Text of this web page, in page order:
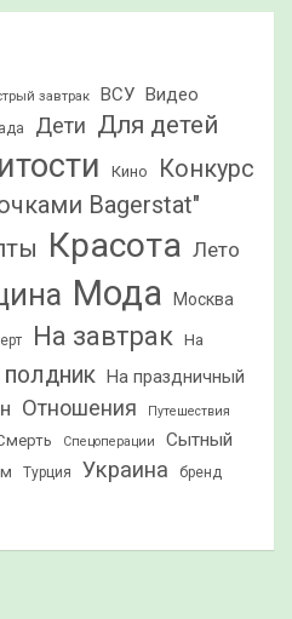
завтрак ВСУ Видео
Дети Для детей
Кино
Конкурс
Bagerstat"
Красота Лето
Мода Москва
На завтрак На
полдник На праздничный
Отношения Путешествия
Спецоперации
Сытный
Турция Украина бренд